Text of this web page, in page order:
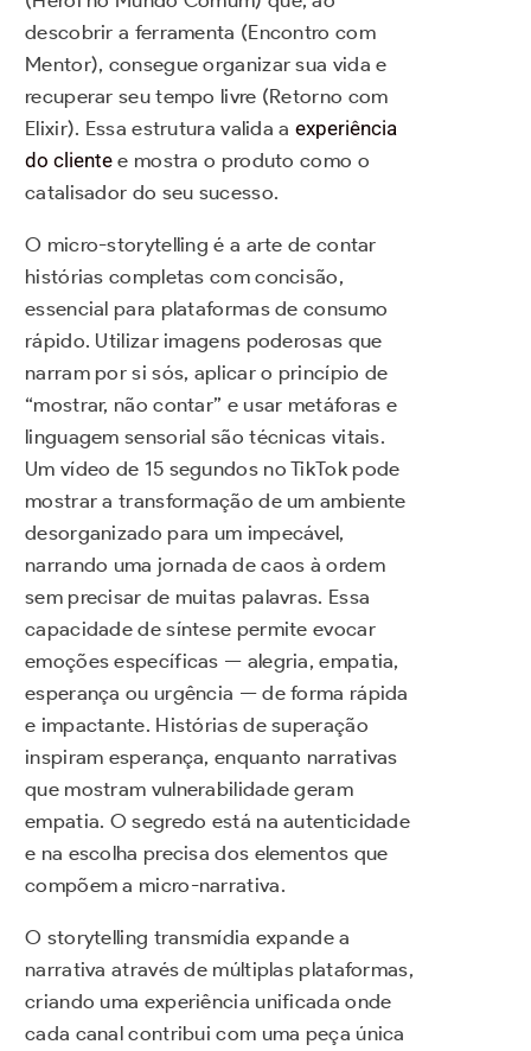
descobrir a ferramenta (Encontro com
Mentor), consegue organizar sua vida e
recuperar seu tempo livre (Retorno com
Elixir). Essa estrutura valida a experiência
do cliente e mostra o produto como o
catalisador do seu sucesso.
O micro-storytelling é a arte de contar
histórias completas com concisão,
essencial para plataformas de consumo
rápido. Utilizar imagens poderosas que
narram por si sós, aplicar o princípio de
“mostrar, não contar” e usar metáforas e
linguagem sensorial são técnicas vitais.
Um vídeo de 15 segundos no TikTok pode
mostrar a transformação de um ambiente
desorganizado para um impecável,
narrando uma jornada de caos à ordem
sem precisar de muitas palavras. Essa
capacidade de síntese permite evocar
emoções específicas — alegria, empatia,
esperança ou urgência — de forma rápida
e impactante. Histórias de superação
inspiram esperança, enquanto narrativas
que mostram vulnerabilidade geram
empatia. O segredo está na autenticidade
e na escolha precisa dos elementos que
compõem a micro-narrativa.
O storytelling transmídia expande a
narrativa através de múltiplas plataformas,
criando uma experiência unificada onde
cada canal contribui com uma peça única